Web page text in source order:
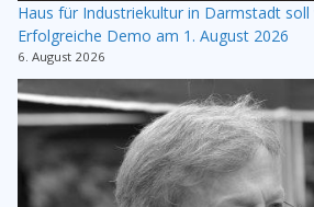
Haus für Industriekultur in Darmstadt
Erfolgreiche Demo am 1. August 2026
6. August 2026